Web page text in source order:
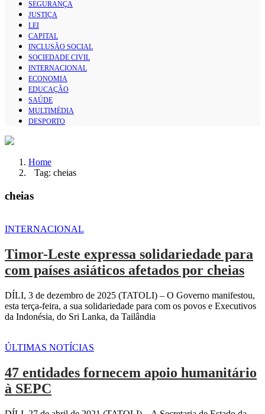
SEGURANÇA
JUSTIÇA
LEI
CAPITAL
INCLUSÃO SOCIAL
SOCIEDADE CIVIL
INTERNACIONAL
ECONOMIA
EDUCAÇÃO
SAÚDE
MULTIMÉDIA
DESPORTO
Home
Tag: cheias
cheias
INTERNACIONAL
Timor-Leste expressa solidariedade para
com países asiáticos afetados por cheias
DÍLI, 3 de dezembro de 2025 (TATOLI) – O Governo manifestou,
esta terça-feira, a sua solidariedade para com os povos e Executivos
da Indonésia, do Sri Lanka, da Tailândia
ÚLTIMAS NOTÍCIAS
47 entidades fornecem apoio humanitário
à SEPC